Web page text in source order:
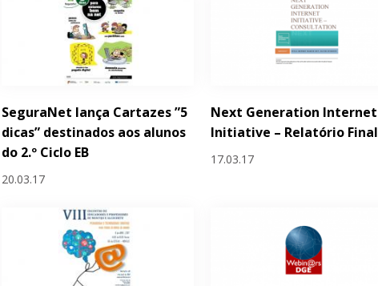
SeguraNet lança Cartazes ”5
dicas” destinados aos alunos
do 2.º Ciclo EB
20.03.17
Next Generation Internet
Initiative – Relatório Final
17.03.17